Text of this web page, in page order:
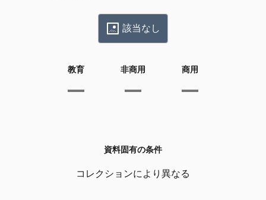
該当なし
教育 非商用 商用
資料固有の条件
コレクションにより異なる